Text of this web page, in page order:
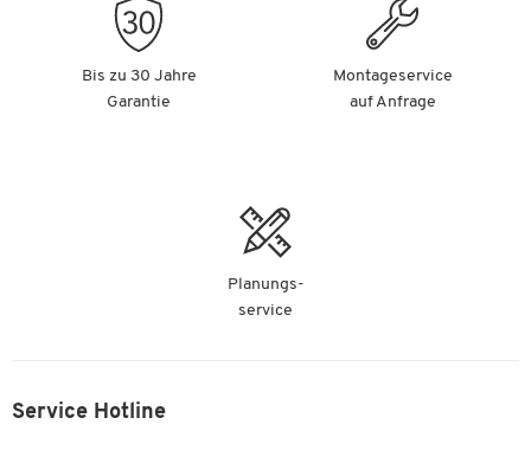
Bis zu 30 Jahre
Garantie
Montageservice
auf Anfrage
Planungs-
service
Service Hotline